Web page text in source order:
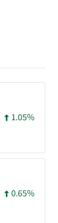
1.05%
0.65%